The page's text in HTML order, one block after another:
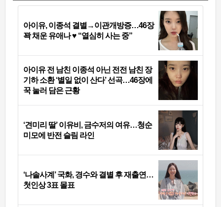
아이유, 이종석 결별→이관개방증…46장
꽉 채운 유애나 ♥ “열심히 사는 중”
아이유 전 남친 이종석 아닌 전전 남친 장
기하 소환 ‘별일 없이 산다’ 선곡…46장에
꾹 눌러 담은 근황
‘견미리 딸’ 이유비, 금수저의 여유…청순
미모에 반전 슬림 라인
‘나솔사계’ 국화, 경수와 결별 후 재출연…
첫인상 3표 몰표